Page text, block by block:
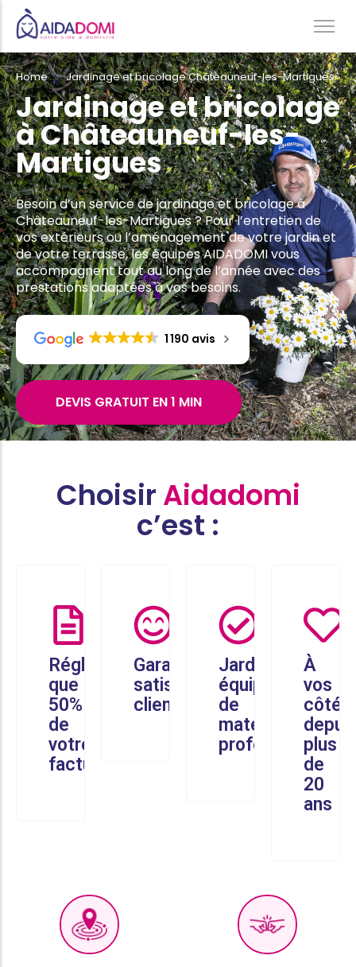
Ménage à domicile & Repassage
Garde d’enfants
Jardinage & Bricolage
Aide aux personnes âgées
Accompagnement du handicap
Téléassistance
Home Jardinage et bricolage Châteauneuf-les-Martigues
Jardinage et bricolage
à Châteauneuf-les-
Martigues
Besoin d’un service de jardinage et bricolage à
Châteauneuf-les-Martigues ? Pour l’entretien de
vos extérieurs ou l’aménagement de votre jardin et
de votre terrasse, les équipes AIDADOMI vous
accompagnent tout au long de l’année avec des
prestations adaptées à vos besoins.
1 190 avis
DEVIS GRATUIT EN 1 MIN
Choisir Aidadomi
c’est :
Réglez
que
50%
de
votre
facture
Garantie
satisfaction
client
Jardiniers
équipés
de
matériel
professionnel
À
vos
côtés
plus
de
20
ans